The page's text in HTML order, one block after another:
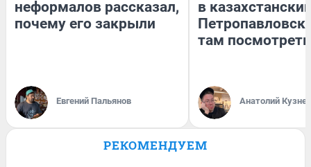
неформалов рассказал,
почему его закрыли
Евгений Пальянов
в
там посмотреть
Анатолий
РЕКОМЕНДУЕМ